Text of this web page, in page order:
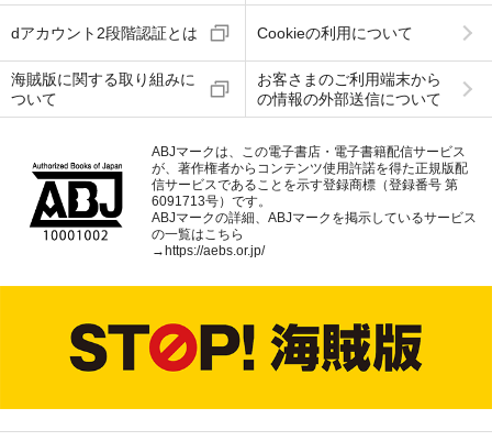
dアカウント2段階認証とは Cookieの利用について
海賊版に関する取り組みに
ついて
お客さまのご利用端末から
の情報の外部送信について
ABJマークは、この電子書店・電子書籍配信サービス
が、著作権者からコンテンツ使用許諾を得た正規版配
信サービスであることを示す登録商標（登録番号 第
6091713号）です。
ABJマークの詳細、ABJマークを掲示しているサービス
の一覧はこちら
→ https://aebs.or.jp/